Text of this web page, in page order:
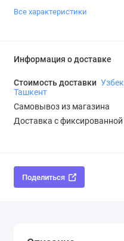
Все характеристики
Информация о доставке
Стоимость доставки
Ташкент
Самовывоз из магазина
Доставка с
Поделиться